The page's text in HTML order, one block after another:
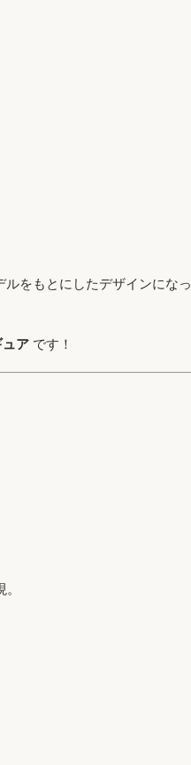
をもとにしたデザインになっ
ア です！